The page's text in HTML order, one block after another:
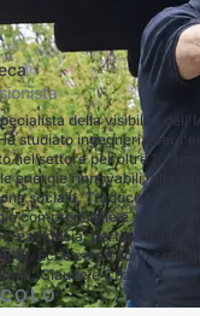
della visibilità
studiato ingegneria per
nel settore per oltre 10
energie rinnovabili, alla vita
sociale. Traduce
comprensibile e stimolante.
fiducia, pertinenza e
Ecco come sono
Claude e ChatGPT.